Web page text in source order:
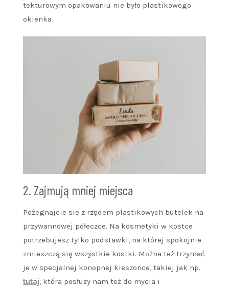
tekturowym opakowaniu nie było plastikowego
okienka.
2. Zajmują mniej miejsca
Pożegnajcie się z rzędem plastikowych butelek na
przywannowej półeczce. Na kosmetyki w kostce
potrzebujesz tylko podstawki, na której spokojnie
zmieszczą się wszystkie kostki. Można też trzymać
je w specjalnej konopnej kieszonce, takiej jak np.
tutaj, która posłuży nam też do mycia i